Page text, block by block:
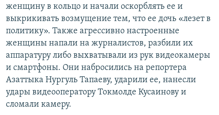
женщину в кольцо и начали оскорблять ее и
выкрикивать возмущение тем, что ее дочь «лезет в
политику». Также агрессивно настроенные
женщины напали на журналистов, разбили их
аппаратуру либо выхватывали из рук видеокамеры
и смартфоны. Они набросились на репортера
Азаттыка Нургуль Тапаеву, ударили ее, нанесли
удары видеооператору Токмолде Кусаинову и
сломали камеру.